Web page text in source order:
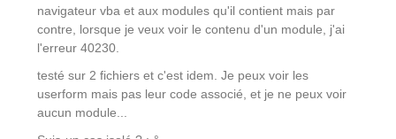
navigateur vba et aux modules qu'il contient mais par
contre, lorsque je veux voir le contenu d'un module, j'ai
l'erreur 40230.
testé sur 2 fichiers et c'est idem. Je peux voir les
userform mais pas leur code associé, et je ne peux voir
aucun module...